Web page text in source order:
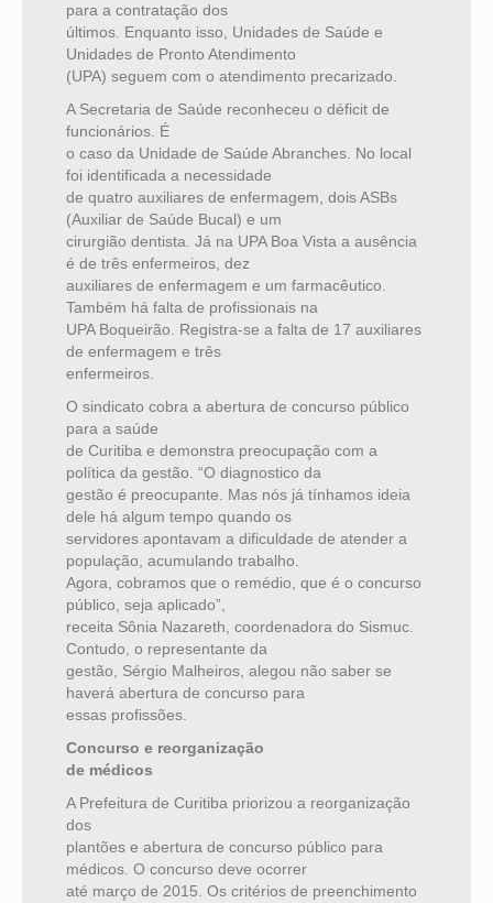
para a contratação dos
últimos. Enquanto isso, Unidades de Saúde e
Unidades de Pronto Atendimento
(UPA) seguem com o atendimento precarizado.
A Secretaria de Saúde reconheceu o déficit de
funcionários. É
o caso da Unidade de Saúde Abranches. No local
foi identificada a necessidade
de quatro auxiliares de enfermagem, dois ASBs
(Auxiliar de Saúde Bucal) e um
cirurgião dentista. Já na UPA Boa Vista a ausência
é de três enfermeiros, dez
auxiliares de enfermagem e um farmacêutico.
Também há falta de profissionais na
UPA Boqueirão. Registra-se a falta de 17 auxiliares
de enfermagem e três
enfermeiros.
O sindicato cobra a abertura de concurso público
para a saúde
de Curitiba e demonstra preocupação com a
política da gestão. “O diagnostico da
gestão é preocupante. Mas nós já tínhamos ideia
dele há algum tempo quando os
servidores apontavam a dificuldade de atender a
população, acumulando trabalho.
Agora, cobramos que o remédio, que é o concurso
público, seja aplicado”,
receita Sônia Nazareth, coordenadora do Sismuc.
Contudo, o representante da
gestão, Sérgio Malheiros, alegou não saber se
haverá abertura de concurso para
essas profissões.
Concurso e reorganização
de médicos
A Prefeitura de Curitiba priorizou a reorganização
dos
plantões e abertura de concurso público para
médicos. O concurso deve ocorrer
até março de 2015. Os critérios de preenchimento